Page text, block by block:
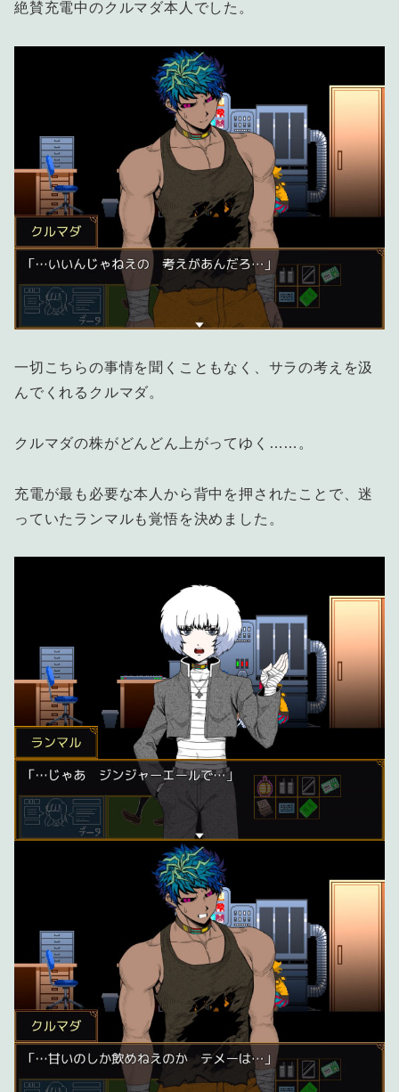
絶賛充電中のクルマダ本人でした。
一切こちらの事情を聞くこともなく、サラの考えを汲
んでくれるクルマダ。
クルマダの株がどんどん上がってゆく……。
充電が最も必要な本人から背中を押されたことで、迷
っていたランマルも覚悟を決めました。